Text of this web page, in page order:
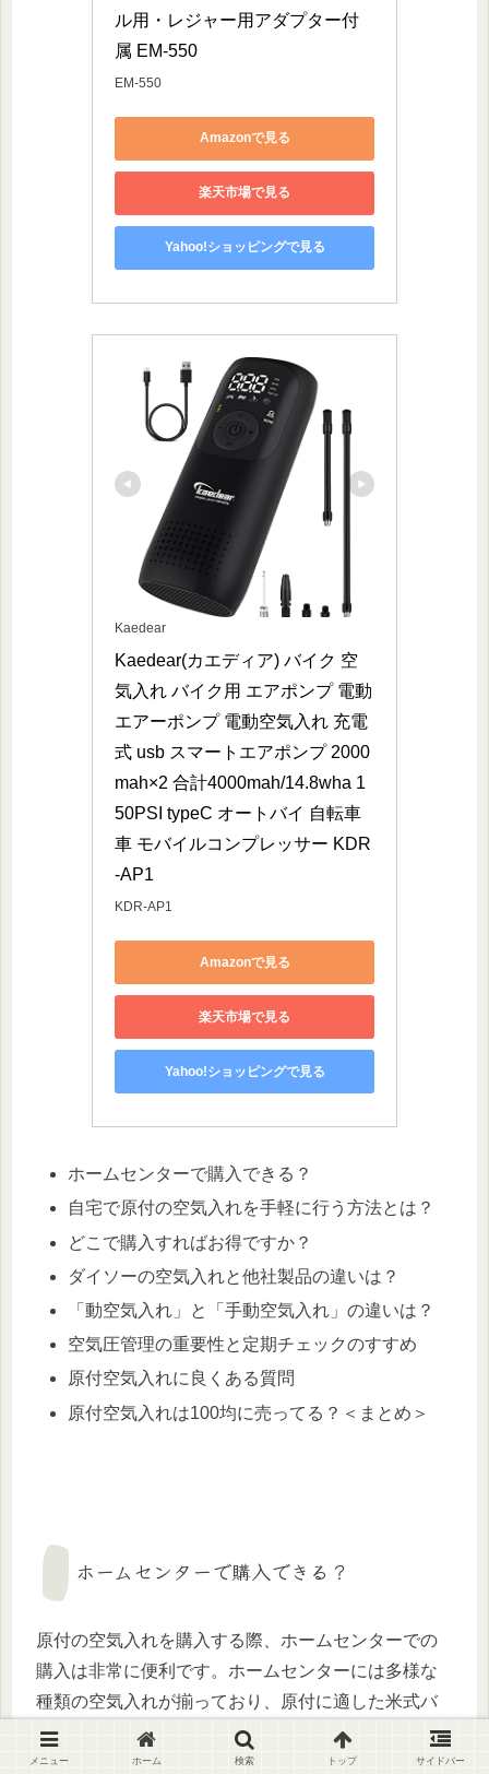
ル用・レジャー用アダプター付
属 EM-550
EM-550
Amazonで見る
楽天市場で見る
Yahoo!ショッピングで見る
Kaedear
Kaedear(カエディア) バイク 空
気入れ バイク用 エアポンプ 電動
エアーポンプ 電動空気入れ 充電
式 usb スマートエアポンプ 2000
mah×2 合計4000mah/14.8wha 1
50PSI typeC オートバイ 自転車
車 モバイルコンプレッサー KDR
-AP1
KDR-AP1
Amazonで見る
楽天市場で見る
Yahoo!ショッピングで見る
ホームセンターで購入できる？
自宅で原付の空気入れを手軽に行う方法とは？
どこで購入すればお得ですか？
ダイソーの空気入れと他社製品の違いは？
「動空気入れ」と「手動空気入れ」の違いは？
空気圧管理の重要性と定期チェックのすすめ
原付空気入れに良くある質問
原付空気入れは100均に売ってる？＜まとめ＞
ホームセンターで購入できる？
原付の空気入れを購入する際、ホームセンターでの
購入は非常に便利です。ホームセンターには多様な
種類の空気入れが揃っており、原付に適した米式バ
ルブ対応のポンプも簡単に見つかります。これによ
り、オンラインでの注文と違って、すぐに商品を手
メニュー ホーム 検索 トップ サイドバー